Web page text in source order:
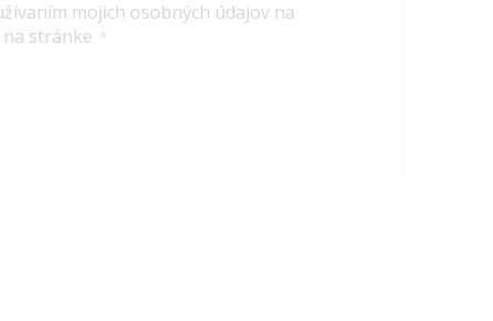
mojich osobných údajov na
stránke